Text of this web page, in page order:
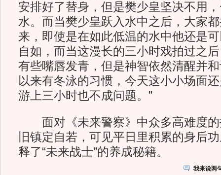
安排好了替身，但是樊少皇坚决不用
水。而当樊少皇跃入水中之后，大家
来，即使是在如此低温的水中他还是
自如，而当这漫长的三小时戏拍过之
有些嘴唇发青，但是神智依然清醒并
以来有冬泳的习惯，今天这小小场面
游上三小时也不成问题。”
面对《未来警察》中众多高难度的
旧镇定自若，可见平日里积累的身后
释了“未来战士”的养成秘籍。
我来说两